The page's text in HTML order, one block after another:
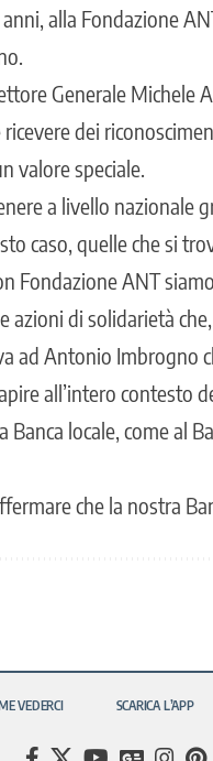
alla Fondazione
Generale Michele
dei
valore speciale.
a livello nazionale
caso, quelle che si
Fondazione ANT
azioni di solidarietà
ad Antonio Imbrogno
all’intero contesto
locale, come al
che la nostra
VEDERCI SCARICA L’APP